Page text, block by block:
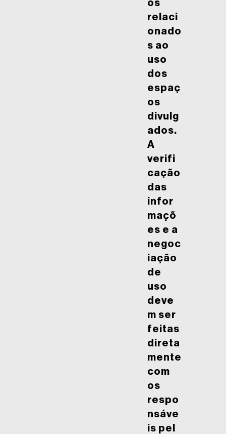
os
relaci
onado
s ao
uso
dos
espaç
os
divulg
ados.
A
verifi
cação
das
infor
maçõ
es e a
negoc
iação
de
uso
deve
m ser
feitas
direta
mente
com
os
respo
nsáve
is pel